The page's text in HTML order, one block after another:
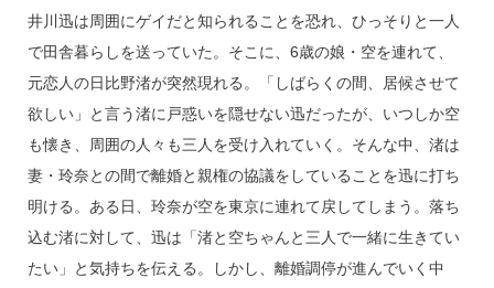
井川迅は周囲にゲイだと知られることを恐れ、ひっそりと一人
で田舎暮らしを送っていた。そこに、6歳の娘・空を連れて、
元恋人の日比野渚が突然現れる。「しばらくの間、居候させて
欲しい」と言う渚に戸惑いを隠せない迅だったが、いつしか空
も懐き、周囲の人々も三人を受け入れていく。そんな中、渚は
妻・玲奈との間で離婚と親権の協議をしていることを迅に打ち
明ける。ある日、玲奈が空を東京に連れて戻してしまう。落ち
込む渚に対して、迅は「渚と空ちゃんと三人で一緒に生きてい
たい」と気持ちを伝える。しかし、離婚調停が進んでいく中